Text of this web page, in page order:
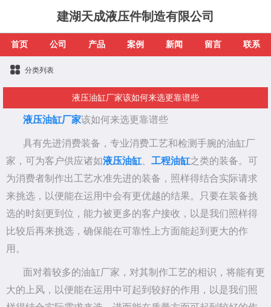
建湖天成液压件制造有限公司
首页 公司 产品 案例 新闻 留言 联系
分类列表
液压油缸厂家该如何来选更靠谱些
液压油缸厂家该如何来选更靠谱些
具有先进消费装备，专业消费工艺和检测手腕的油缸厂
家，可为客户供应诸如液压油缸 工程油缸之类的装备。可
为消费者制作出工艺水准先进的装备，照样得结合实际请求
来挑选，以便能在运用中会有更优越的结果。只要在装备挑
选的时刻更到位，能力被更多的客户接收，以是我们照样得
比较后再来挑选，确保能在可靠性上方面能起到更大的作
用。
面对着较多的油缸厂家，对其制作工艺的相识，将能有更
大的上风，以便能在运用中可起到较好的作用，以是我们照